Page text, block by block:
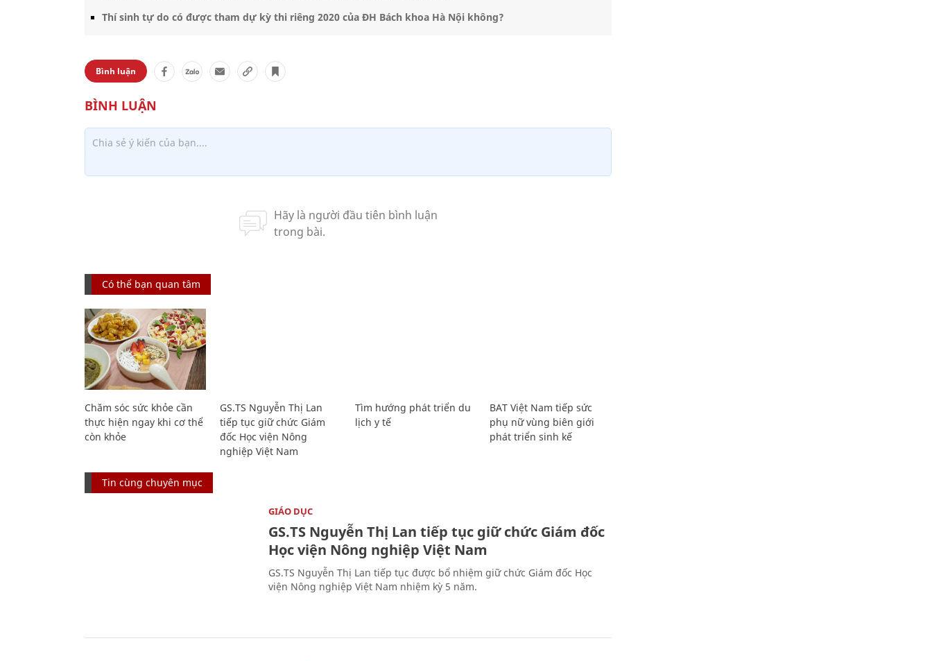
Thí sinh tự do có được tham dự kỳ thi riêng 2020 của ĐH Bách khoa Hà Nội không?
Bình luận
Có thể bạn quan tâm
Chăm sóc sức khỏe cần
thực hiện ngay khi cơ thể
còn khỏe
GS.TS Nguyễn Thị Lan
tiếp tục giữ chức Giám
đốc Học viện Nông
nghiệp Việt Nam
Tìm hướng phát triển du
lịch y tế
BAT Việt Nam tiếp sức
phụ nữ vùng biên giới
phát triển sinh kế
Tin cùng chuyên mục
GIÁO DỤC
GS.TS Nguyễn Thị Lan tiếp tục giữ chức Giám đốc
Học viện Nông nghiệp Việt Nam
GS.TS Nguyễn Thị Lan tiếp tục được bổ nhiệm giữ chức Giám đốc Học
viện Nông nghiệp Việt Nam nhiệm kỳ 5 năm.